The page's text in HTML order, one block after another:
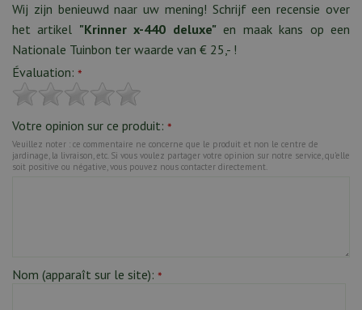
Wij zijn benieuwd naar uw mening! Schrijf een recensie over
het artikel "Krinner x-440 deluxe"en maak kans op een
Nationale Tuinbon ter waarde van € 25,- !
Évaluation: *
Votre opinion sur ce produit: *
Veuillez noter : ce commentaire ne concerne que le produit et non le centre de
jardinage, la livraison, etc. Si vous voulez partager votre opinion sur notre service, qu’elle
soit positive ou négative, vous pouvez nous contacter directement.
Nom (apparaît sur le site): *